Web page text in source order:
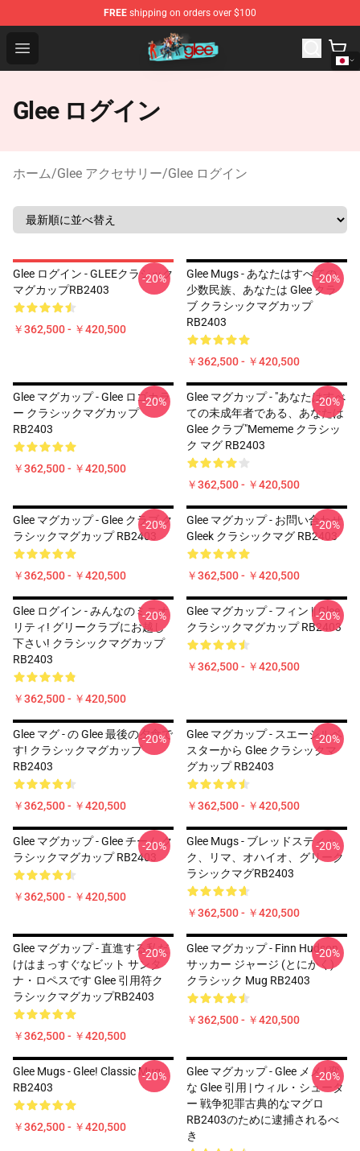
FREE shipping on orders over $100
Open menu
Glee Store - Official Glee Merchandise Shop
Glee ログイン
ホーム/Glee アクセサリー/Glee ログイン
Glee ログイン - GLEEクラシック
マグカップRB2403
￥362,500 - ￥420,500
-20%
Glee Mugs - あなたはすべての
少数民族、あなたは Glee クラ
ブ クラシックマグカップ
RB2403
￥362,500 - ￥420,500
-20%
Glee マグカップ - Glee ロゴカラ
ー クラシックマグカップ
RB2403
￥362,500 - ￥420,500
-20%
Glee マグカップ - "あなたはすべ
ての未成年者である、あなたは
Glee クラブ"mememe クラシッ
ク マグ RB2403
￥362,500 - ￥420,500
-20%
Glee マグカップ - Glee クラブ ク
ラシックマグカップ RB2403
￥362,500 - ￥420,500
-20%
Glee マグカップ - お問い合わせ
Gleek クラシックマグ RB2403
￥362,500 - ￥420,500
-20%
Glee ログイン - みんなのミニオ
リティ! グリークラブにお越し
下さい! クラシックマグカップ
RB2403
￥362,500 - ￥420,500
-20%
Glee マグカップ - フィン || Glee
クラシックマグカップ RB2403
￥362,500 - ￥420,500
-20%
Glee マグ - の Glee 最後の夕食で
す! クラシックマグカップ
RB2403
￥362,500 - ￥420,500
-20%
Glee マグカップ - スエーシルベ
スターから Glee クラシックマ
グカップ RB2403
￥362,500 - ￥420,500
-20%
Glee マグカップ - Glee チーム ク
ラシックマグカップ RB2403
￥362,500 - ￥420,500
-20%
Glee Mugs - ブレッドスティッ
ク、リマ、オハイオ、グリーク
ラシックマグRB2403
￥362,500 - ￥420,500
-20%
Glee マグカップ - 直進する私だ
けはまっすぐなビット サンタ
ナ・ロペスです Glee 引用符ク
ラシックマグカップRB2403
￥362,500 - ￥420,500
-20%
Glee マグカップ - Finn Hudson
サッカー ジャージ (とにかく)
クラシック Mug RB2403
￥362,500 - ￥420,500
-20%
Glee Mugs - Glee! Classic Mug
RB2403
￥362,500 - ￥420,500
-20%
Glee マグカップ - Glee メメ | 変
な Glee 引用 | ウィル・シュータ
ー 戦争犯罪古典的なマグロ
RB2403のために逮捕されるべ
き
-20%